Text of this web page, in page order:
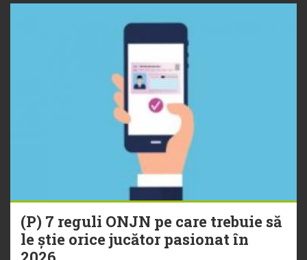
(P) 7 reguli ONJN pe care trebuie să
le știe orice jucător pasionat în